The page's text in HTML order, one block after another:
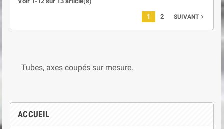
ACCUEIL
1 2 SUIVANTnavigate_next
Tubes, axes coupés sur mesure.